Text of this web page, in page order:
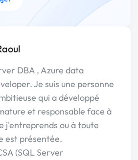
DBA , Azure data
Je suis une personne
qui a développé
et responsable face à
j'entreprends ou à toute
est présentée.
(SQL Server